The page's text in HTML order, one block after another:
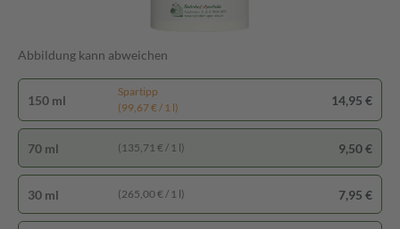
Abbildung kann abweichen
150 ml
Spartipp
(99,67 € / 1 l)
14,95 €
70 ml (135,71 € / 1 l) 9,50 €
30 ml (265,00 € / 1 l) 7,95 €